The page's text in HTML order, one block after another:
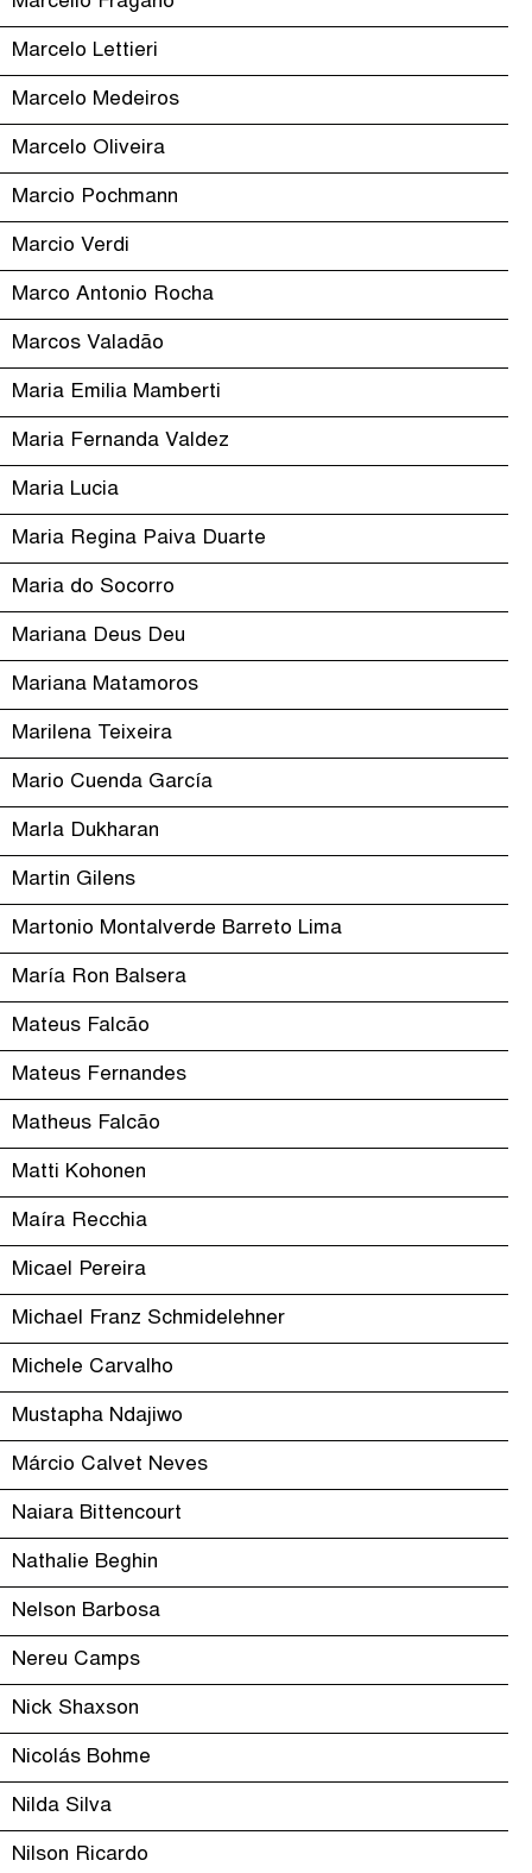
Marcelo Lettieri
Marcelo Medeiros
Marcelo Oliveira
Marcio Pochmann
Marcio Verdi
Marco Antonio Rocha
Marcos Valadão
Maria Emilia Mamberti
Maria Fernanda Valdez
Maria Lucia
Maria Regina Paiva Duarte
Maria do Socorro
Mariana Deus Deu
Mariana Matamoros
Marilena Teixeira
Mario Cuenda García
Marla Dukharan
Martin Gilens
Martonio Montalverde Barreto Lima
María Ron Balsera
Mateus Falcão
Mateus Fernandes
Matheus Falcão
Matti Kohonen
Maíra Recchia
Micael Pereira
Michael Franz Schmidelehner
Michele Carvalho
Mustapha Ndajiwo
Márcio Calvet Neves
Naiara Bittencourt
Nathalie Beghin
Nelson Barbosa
Nereu Camps
Nick Shaxson
Nicolás Bohme
Nilda Silva
Nilson Ricardo